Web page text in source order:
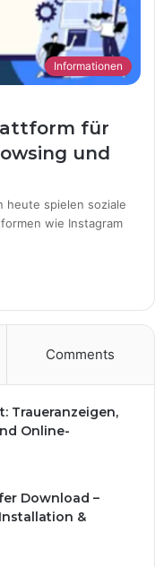
Informationen
für
und
heute spielen soziale
wie Instagram
Comments
Traueranzeigen,
Online-
Download –
&